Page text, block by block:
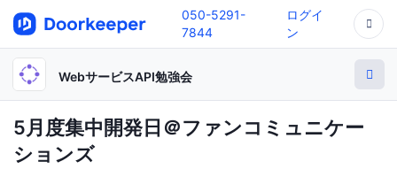
050-5291-
7844
ログイ
ン
WebサービスAPI勉強会
5月度集中開発日＠ファンコミュニケー
ションズ